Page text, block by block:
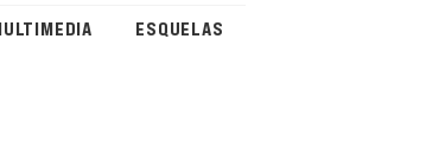
ESQUELAS